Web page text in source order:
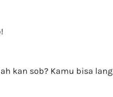
kan sob? Kamu bisa